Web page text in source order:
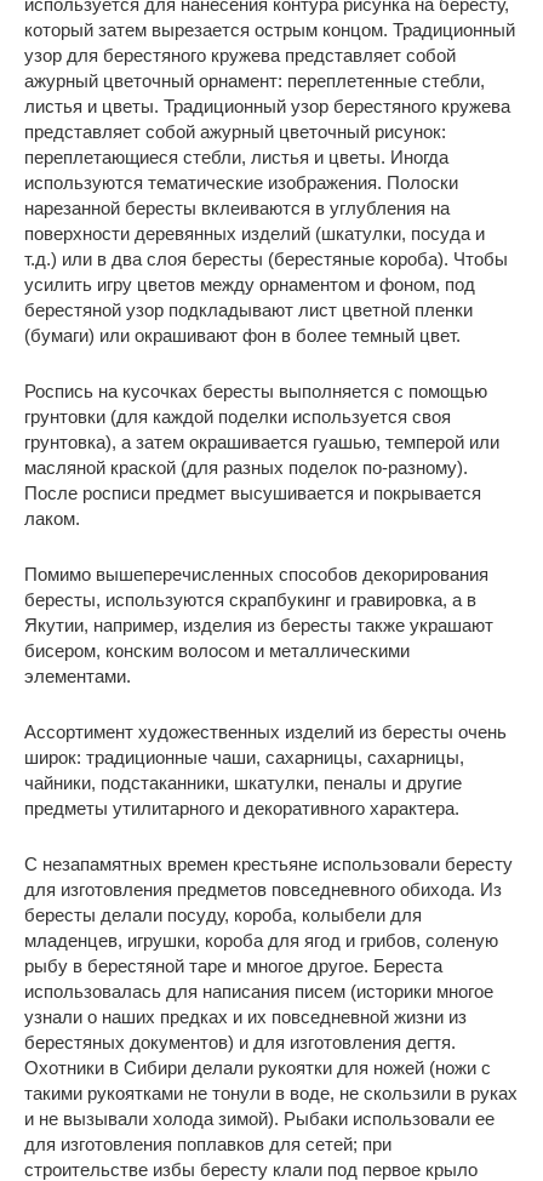
который затем вырезается острым концом. Традиционный
узор для берестяного кружева представляет собой
ажурный цветочный орнамент: переплетенные стебли,
листья и цветы. Традиционный узор берестяного кружева
представляет собой ажурный цветочный рисунок:
переплетающиеся стебли, листья и цветы. Иногда
используются тематические изображения. Полоски
нарезанной бересты вклеиваются в углубления на
поверхности деревянных изделий (шкатулки, посуда и
т.д.) или в два слоя бересты (берестяные короба). Чтобы
усилить игру цветов между орнаментом и фоном, под
берестяной узор подкладывают лист цветной пленки
(бумаги) или окрашивают фон в более темный цвет.
Роспись на кусочках бересты выполняется с помощью
грунтовки (для каждой поделки используется своя
грунтовка), а затем окрашивается гуашью, темперой или
масляной краской (для разных поделок по-разному).
После росписи предмет высушивается и покрывается
лаком.
Помимо вышеперечисленных способов декорирования
бересты, используются скрапбукинг и гравировка, а в
Якутии, например, изделия из бересты также украшают
бисером, конским волосом и металлическими
элементами.
Ассортимент художественных изделий из бересты очень
широк: традиционные чаши, сахарницы, сахарницы,
чайники, подстаканники, шкатулки, пеналы и другие
предметы утилитарного и декоративного характера.
С незапамятных времен крестьяне использовали бересту
для изготовления предметов повседневного обихода. Из
бересты делали посуду, короба, колыбели для
младенцев, игрушки, короба для ягод и грибов, соленую
рыбу в берестяной таре и многое другое. Береста
использовалась для написания писем (историки многое
узнали о наших предках и их повседневной жизни из
берестяных документов) и для изготовления дегтя.
Охотники в Сибири делали рукоятки для ножей (ножи с
такими рукоятками не тонули в воде, не скользили в руках
и не вызывали холода зимой). Рыбаки использовали ее
для изготовления поплавков для сетей; при
строительстве избы бересту клали под первое крыло